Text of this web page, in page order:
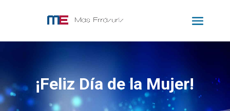
¡Feliz Día de la Mujer!